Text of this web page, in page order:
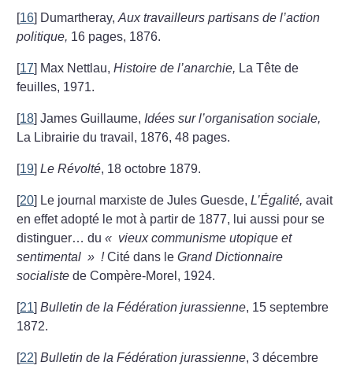
[16] Dumartheray,Aux travailleurs partisans de l’action
politique, 16 pages, 1876.
[17] Max Nettlau,Histoire de l’anarchie, La Tête de
feuilles, 1971.
[18]James Guillaume, Idées sur l’organisation sociale,
La Librairie du travail, 1876, 48 pages.
[19]Le Révolté, 18 octobre 1879.
[20] Le journal marxiste de Jules Guesde,L’Égalité, avait
en effet adopté le mot à partir de 1877, lui aussi pour se
distinguer… du« vieux communisme utopique et
sentimental » !Cité dans leGrand Dictionnaire
socialiste de Compère-Morel, 1924.
[21]Bulletin de la Fédération jurassienne, 15 septembre
1872.
[22]Bulletin de la Fédération jurassienne, 3 décembre